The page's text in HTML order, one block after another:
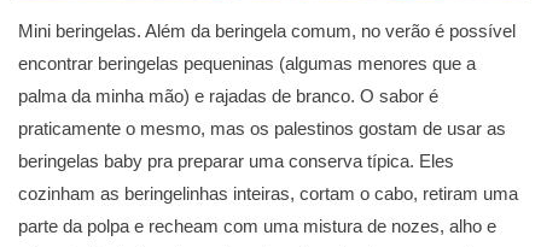
Mini beringelas. Além da beringela comum, no verão é possível
encontrar beringelas pequeninas (algumas menores que a
palma da minha mão) e rajadas de branco. O sabor é
praticamente o mesmo, mas os palestinos gostam de usar as
beringelas baby pra preparar uma conserva típica. Eles
cozinham as beringelinhas inteiras, cortam o cabo, retiram uma
parte da polpa e recheam com uma mistura de nozes, alho e